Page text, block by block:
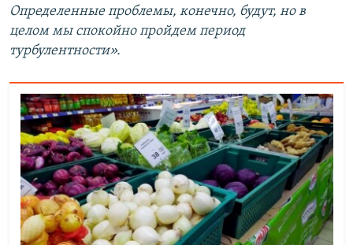
Определенные проблемы, конечно, будут, но в
целом мы спокойно пройдем период
турбулентности».